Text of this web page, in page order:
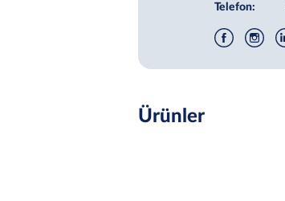
Telefon:
Ürünler